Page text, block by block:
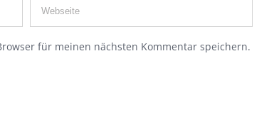
für meinen nächsten Kommentar speichern.